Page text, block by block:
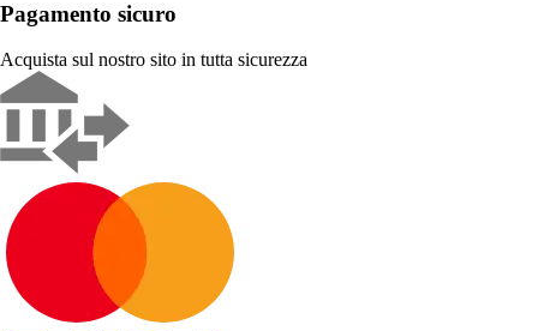
Pagamento sicuro
Acquista sul nostro sito in tutta sicurezza